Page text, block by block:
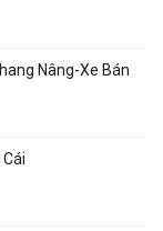
Nâng-Xe Bán